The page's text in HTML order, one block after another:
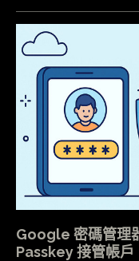
Google 密碼管理
Passkey 接管帳戶